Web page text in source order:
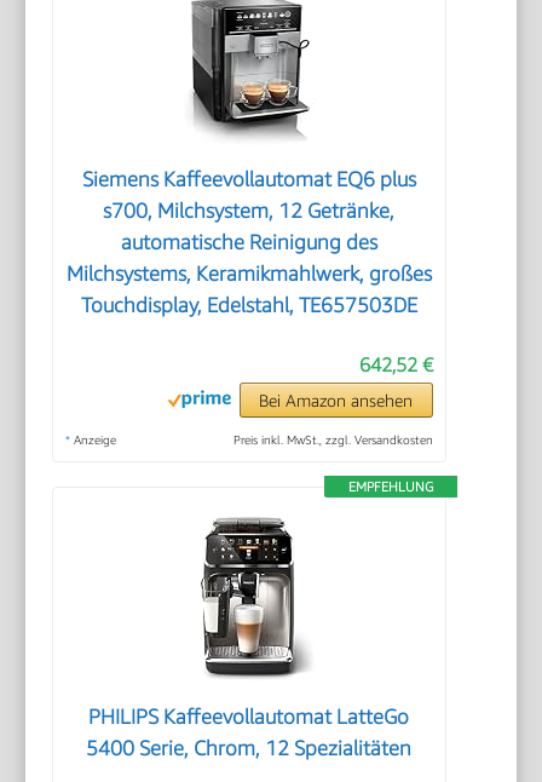
Siemens Kaffeevollautomat EQ6 plus
s700, Milchsystem, 12 Getränke,
automatische Reinigung des
Milchsystems, Keramikmahlwerk, großes
Touchdisplay, Edelstahl, TE657503DE
642,52 €
Bei Amazon ansehen
* Anzeige Preis inkl. MwSt., zzgl. Versandkosten
EMPFEHLUNG
PHILIPS Kaffeevollautomat LatteGo
5400 Serie, Chrom, 12 Spezialitäten